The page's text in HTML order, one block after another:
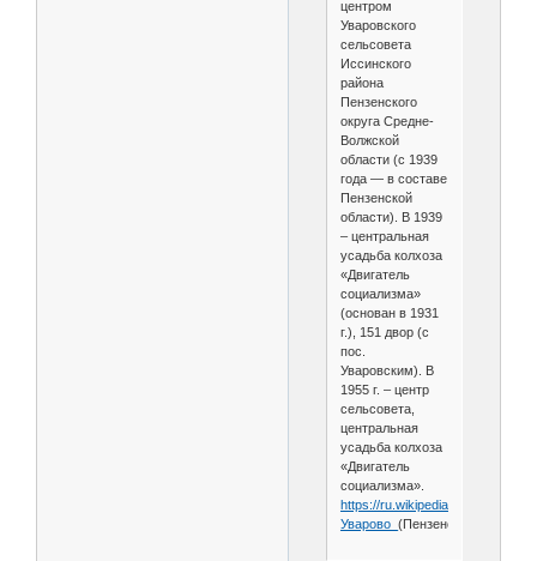
центром
Уваровского
сельсовета
Иссинского
района
Пензенского
округа Средне-
Волжской
области (с 1939
года — в составе
Пензенской
области). В 1939
– центральная
усадьба колхоза
«Двигатель
социализма»
(основан в 1931
г.), 151 двор (с
пос.
Уваровским). В
1955 г. – центр
сельсовета,
центральная
усадьба колхоза
«Двигатель
социализма».
https://ru.wikipedia.org/wiki/
Уварово_ (Пензенская_область)